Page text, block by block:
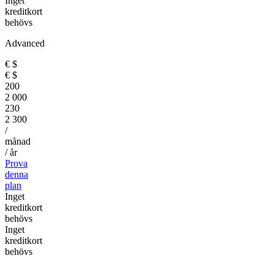
kreditkort
behövs
Advanced
€ $
€ $
200
2 000
230
2 300
/
månad
/ år
Prova
denna
plan
Inget
kreditkort
behövs
Inget
kreditkort
behövs